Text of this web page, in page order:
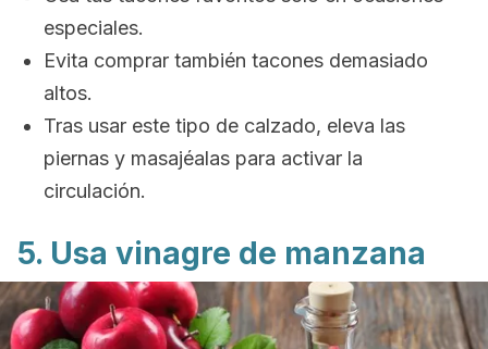
especiales.
Evita comprar también tacones demasiado
altos.
Tras usar este tipo de calzado, eleva las
piernas y masajéalas para activar la
circulación.
5. Usa vinagre de manzana